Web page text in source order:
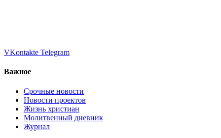
VKontakte Telegram
Важное
Срочные новости
Новости проектов
Жизнь христиан
Молитвенный дневник
Журнал